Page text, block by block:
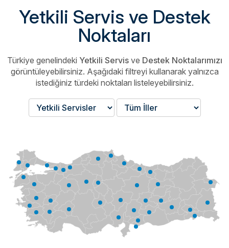
Yetkili Servis ve Destek
Noktaları
Türkiye genelindeki Yetkili Servisve Destek Noktalarımızı
görüntüleyebilirsiniz. Aşağıdaki filtreyi kullanarak yalnızca
istediğiniz türdeki noktaları listeleyebilirsiniz.